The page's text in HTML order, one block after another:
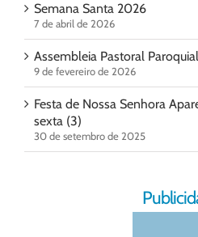
Semana Santa 2026
7 de abril de 2026
Assembleia Pastoral
9 de fevereiro de 2026
Festa de Nossa Senhora
sexta (3)
30 de setembro de 2025